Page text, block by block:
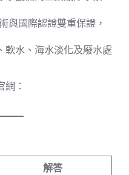
與國際認證雙重保證，
軟水、海水淡化及廢水處
網：
解答